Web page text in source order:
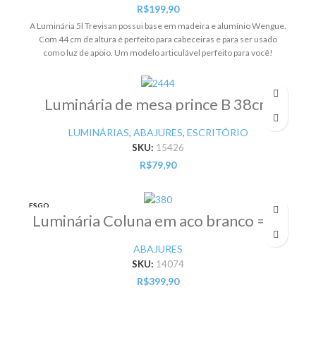
R$199,90
A Luminária 5l Trevisan possui base em madeira e alumínio Wengue.
Com 44 cm de altura é perfeito para cabeceiras e para ser usado
como luz de apoio. Um modelo articulável perfeito para você!
Luminária de mesa prince B 38cm
1XE27 60W branco – Pr
LUMINÁRIAS, ABAJURES, ESCRITÓRIO
SKU: 15426
R$79,90
ESGO
Luminária Coluna em aço branco = Pr
ABAJURES
SKU: 14074
R$399,90